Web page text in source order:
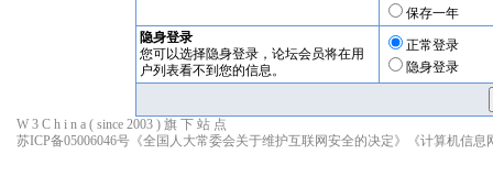
保存一年
隐身登录
您可以选择隐身登录，论坛会员将在用
户列表看不到您的信息。
正常登录
隐身登录
W 3 C h i n a ( since 2003 ) 旗 下 站 点
苏ICP备05006046号 《全国人大常委会关于维护互联网安全的决定》 《计算机信